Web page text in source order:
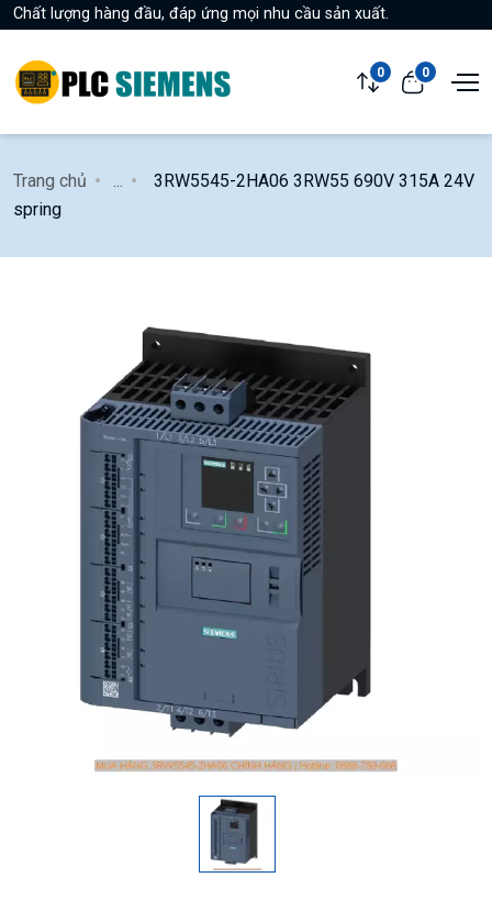
Chất lượng hàng đầu, đáp ứng mọi nhu cầu sản xuất.
0 0
Trang chủ
3RW5545-2HA06 3RW55 690V 315A 24V
spring